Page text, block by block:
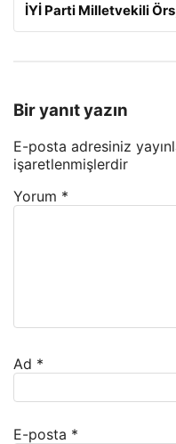
İYİ Parti Milletvekili
Bir yanıt yazın
E-posta adresiniz
işaretlenmişlerdir
Yorum *
Ad *
E-posta *